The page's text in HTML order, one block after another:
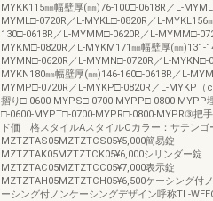
MYKK115㎜幅壁厚(㎜)76-100□-0618R／L-
MYML□-0720R／L-MYKL□-0820R／L-MYKL156
130□-0618R／L-MYMM□-0620R／L-MYMM□-
MYKM□-0820R／L-MYKM171㎜幅壁厚(㎜)131-
MYMN□-0620R／L-MYMN□-0720R／L-MYKN□-
MYKN180㎜幅壁厚(㎜)146-160□-0618R／L-
MYMP□-0720R／L-MYKP□-0820R／L-MYKP（
摺り□-0600-MYPS□-0700-MYPP□-0800-MYPP
□-0600-MYPT□-0700-MYPR□-0800-MYPR③把
ド価 格スタイルAスタイルCカラー：サテン
MZTZTAS05MZTZTCS05¥5,000簡易錠
MZTZTAK05MZTZTCK05¥6,000シリンダー錠
MZTZTAC05MZTZTCC05¥7,000表示錠
MZTZTAH05MZTZTCH05¥6,500ケーシング付
ーシング付ノンケーシングデザイン呼称TL-